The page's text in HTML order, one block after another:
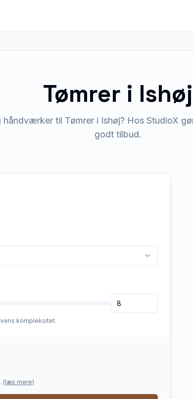
Tømrer i Ishøj
håndværker til Tømrer i Ishøj? Hos StudioX
godt tilbud.
kompleksitet.
(læs mere)